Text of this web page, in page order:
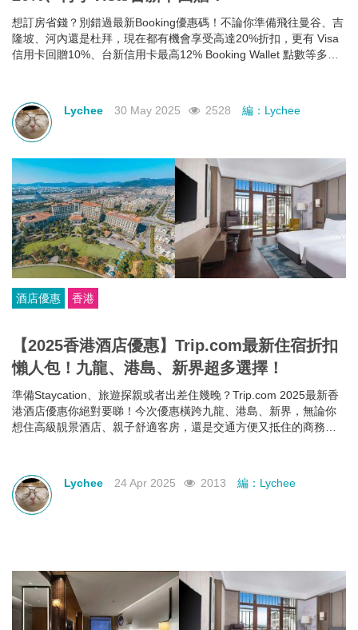
想訂房省錢？別錯過最新Booking優惠碼！不論你準備飛往曼谷、吉
隆坡、河內還是杜拜，現在都有機會享受高達20%折扣，更有 Visa
信用卡回贈10%、台新信用卡最高12% Booking Wallet 點數等多重
Lychee 30 May 2025 2528 編：Lychee
酒店優惠 香港
【2025香港酒店優惠】Trip.com最新住宿折扣
懶人包！九龍、港島、新界超多選擇！
準備Staycation、旅遊探親或者出差住幾晚？Trip.com 2025最新香
港酒店優惠你絕對要睇！今次優惠橫跨九龍、港島、新界，無論你
想住高級靚景酒店、親子舒適客房，還是交通方便又抵住的商務型
Lychee
24 Apr 2025 2013 編：Lychee